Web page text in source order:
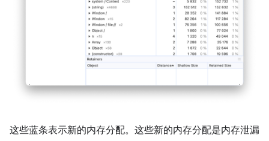
这些蓝条表示新的内存分配。这些新的内存分配是内存泄漏